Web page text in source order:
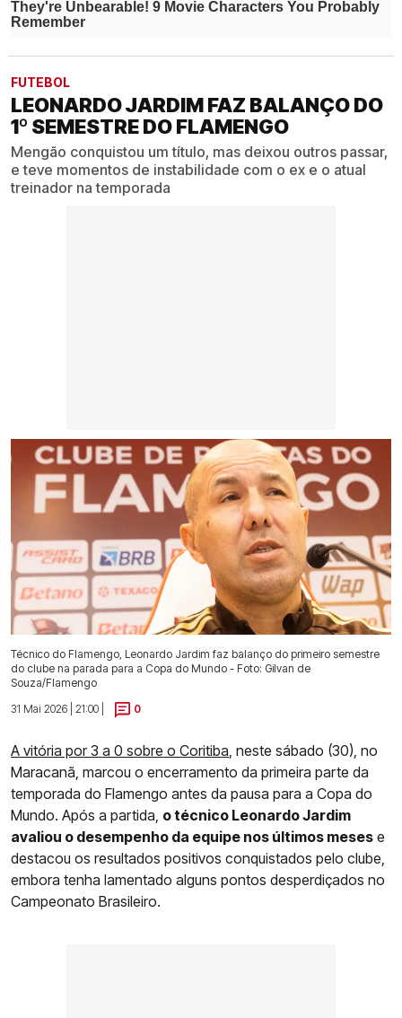
FUTEBOL
LEONARDO JARDIM FAZ BALANÇO DO
1º SEMESTRE DO FLAMENGO
Mengão conquistou um título, mas deixou outros passar,
e teve momentos de instabilidade com o ex e o atual
treinador na temporada
Técnico do Flamengo, Leonardo Jardim faz balanço do primeiro semestre
do clube na parada para a Copa do Mundo - Foto: Gilvan de
Souza/Flamengo
31 Mai 2026 | 21:00 |
0
A vitória por 3 a 0 sobre o Coritiba , neste sábado (30), no
Maracanã, marcou o encerramento da primeira parte da
temporada do Flamengo antes da pausa para a Copa do
Mundo. Após a partida, o técnico Leonardo Jardim
avaliou o desempenho da equipe nos últimos meses e
destacou os resultados positivos conquistados pelo clube,
embora tenha lamentado alguns pontos desperdiçados no
Campeonato Brasileiro.